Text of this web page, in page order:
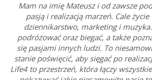
Mam na imię Mateusz i od zawsze
pasją i realizacją marzeń. Cale
dziennikarstwo, marketing i
podróżować oraz biegać, a także
się pasjami innych ludzi. To
stanie poświęcić, aby sięgać po
Life4 to przestrzeń, która łączy